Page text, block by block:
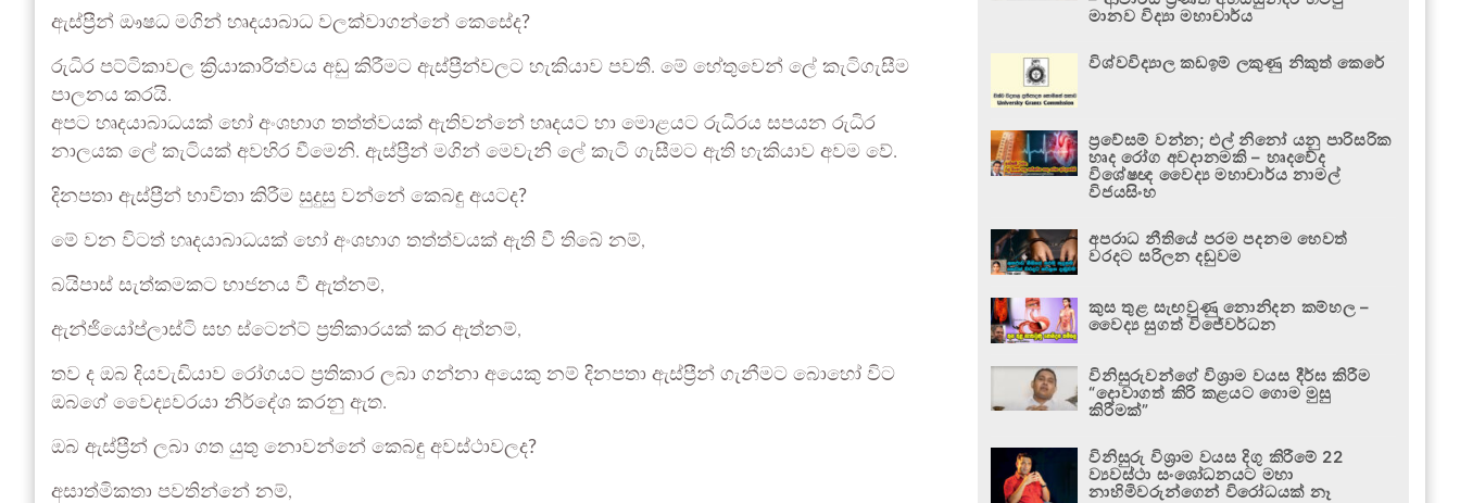
ඇස්ප්‍රීන් ඖෂධ මගින් හෘදයාබාධ වලක්වාගන්නේ කෙසේද?
රුධිර පට්ටිකාවල ක්‍රියාකාරිත්වය අඩු කිරීමට ඇස්ප්‍රීන්වලට හැකියාව පවතී. මේ හේතුවෙන් ලේ කැටිගැසීම
පාලනය කරයි.
අපට හෘදයාබාධයක් හෝ අංශභාග තත්ත්වයක් ඇතිවන්නේ හෘදයට හා මොළයට රුධිරය සපයන රුධිර
නාලයක ලේ කැටියක් අවහිර වීමෙනි. ඇස්ප්‍රීන් මගින් මෙවැනි ලේ කැටි ගැසීමට ඇති හැකියාව අවම වේ.
දිනපතා ඇස්ප්‍රීන් භාවිතා කිරීම සුදුසු වන්නේ කෙබඳු අයටද?
මේ වන විටත් හෘදයාබාධයක් හෝ අංශභාග තත්ත්වයක් ඇති වී තිබේ නම්,
බයිපාස් සැත්කමකට භාජනය වී ඇත්නම්,
ඇන්ජියෝප්ලාස්ටි සහ ස්ටෙන්ට් ප්‍රතිකාරයක් කර ඇත්නම්,
තව ද ඔබ දියවැඩියාව රෝගයට ප්‍රතිකාර ලබා ගන්නා අයෙකු නම් දිනපතා ඇස්ප්‍රීන් ගැනීමට බොහෝ විට
ඔබගේ වෛද්‍යවරයා නිර්දේශ කරනු ඇත.
ඔබ ඇස්ප්‍රීන් ලබා ගත යුතු නොවන්නේ කෙබඳු අවස්ථාවලද?
අසාත්මිකතා පවතින්නේ නම්,
මානව විද්‍යා මහාචාර්ය
විශ්වවිද්‍යාල කඩඉම් ලකුණු නිකුත් කෙරේ
ප්‍රවේසම් වන්න; එල් නිනෝ යනු පාරිසරික
හෘද රෝග අවදානමකි – හෘදවේද
විශේෂඥ වෛද්‍ය මහාචාර්ය නාමල්
විජයසිංහ
අපරාධ නීතියේ පරම පදනම හෙවත්
වරදට සරිලන දඬුවම
කුස තුළ සැඟවුණු නොනිදන කම්හල –
වෛද්‍ය සුගත් විජේවර්ධන
විනිසුරුවන්ගේ විශ්‍රාම වයස දීර්ඝ කිරීම
“දොවාගත් කිරි කළයට ගොම මුසු
කිරීමක්”
විනිසුරු විශ්‍රාම වයස දිගු කිරීමේ 22
ව්‍යවස්ථා සංශෝධනයට මහා
නාහිමිවරුන්ගෙන් විරෝධයක් නෑ